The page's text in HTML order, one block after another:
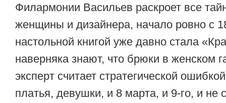
Филармонии Васильев раскроет все
женщины и дизайнера, начало ровно с
настольной книгой уже давно стала
наверняка знают, что брюки в женском
эксперт считает стратегической
платья, девушки, и 8 марта, и 9-го, и не